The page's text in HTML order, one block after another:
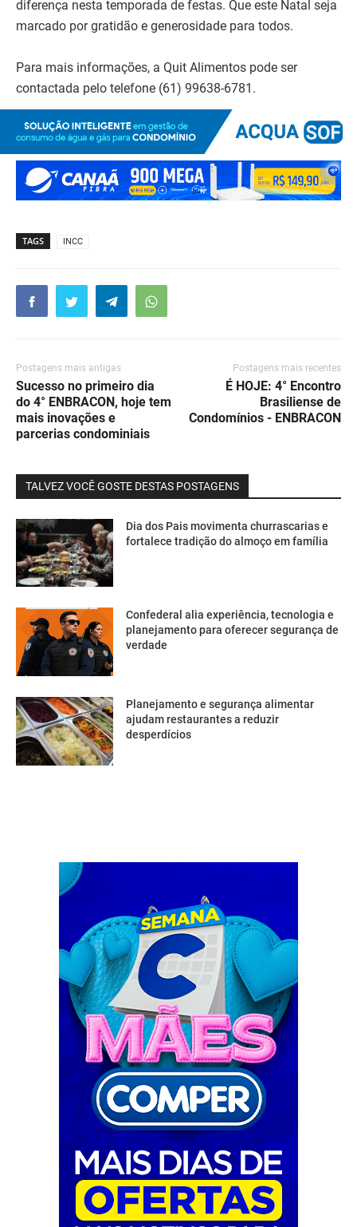
diferença nesta temporada de festas. Que este Natal seja
marcado por gratidão e generosidade para todos.
Para mais informações, a Quit Alimentos pode ser
contactada pelo telefone (61) 99638-6781.
TAGS INCC
Postagens mais antigas
Sucesso no primeiro dia
do 4° ENBRACON, hoje tem
mais inovações e
parcerias condominiais
Postagens mais recentes
É HOJE: 4° Encontro
Brasiliense de
Condomínios - ENBRACON
TALVEZ VOCÊ GOSTE DESTAS POSTAGENS
Dia dos Pais movimenta churrascarias e
fortalece tradição do almoço em família
Confederal alia experiência, tecnologia e
planejamento para oferecer segurança de
verdade
Planejamento e segurança alimentar
ajudam restaurantes a reduzir
desperdícios